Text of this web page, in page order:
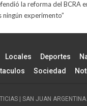
la reforma del BCRA
ningún experimento”
Locales Deportes
Sociedad
| SAN JUAN